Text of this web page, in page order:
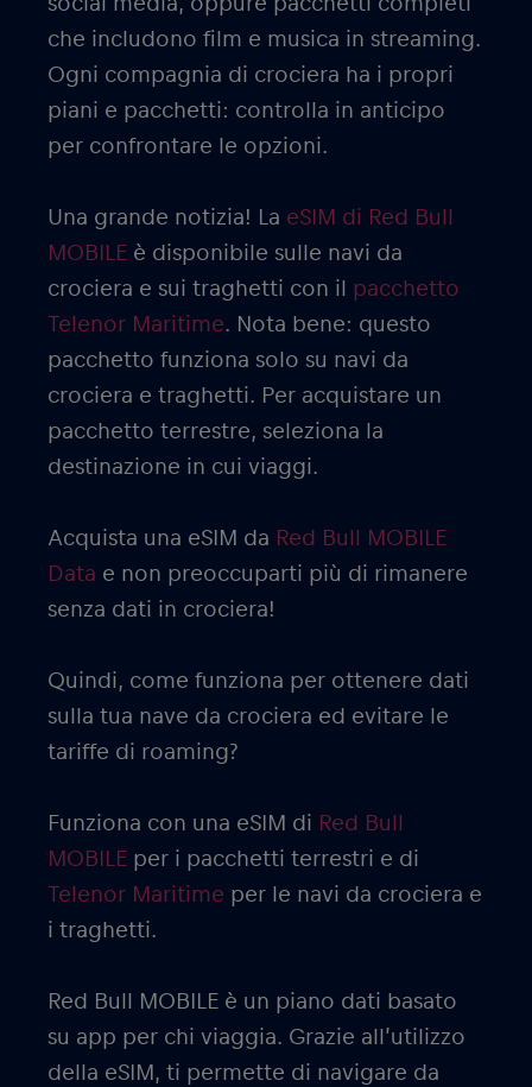
che includono film e musica in streaming.
Ogni compagnia di crociera ha i propri
piani e pacchetti: controlla in anticipo
per confrontare le opzioni.
Una grande notizia! La eSIM di Red Bull
MOBILE è disponibile sulle navi da
crociera e sui traghetti con il pacchetto
Telenor Maritime. Nota bene: questo
pacchetto funziona solo su navi da
crociera e traghetti. Per acquistare un
pacchetto terrestre, seleziona la
destinazione in cui viaggi.
Acquista una eSIM da Red Bull MOBILE
Data e non preoccuparti più di rimanere
senza dati in crociera!
Quindi, come funziona per ottenere dati
sulla tua nave da crociera ed evitare le
tariffe di roaming?
Funziona con una eSIM di Red Bull
MOBILE per i pacchetti terrestri e di
Telenor Maritime per le navi da crociera e
i traghetti.
Red Bull MOBILE è un piano dati basato
su app per chi viaggia. Grazie all’utilizzo
della eSIM, ti permette di navigare da